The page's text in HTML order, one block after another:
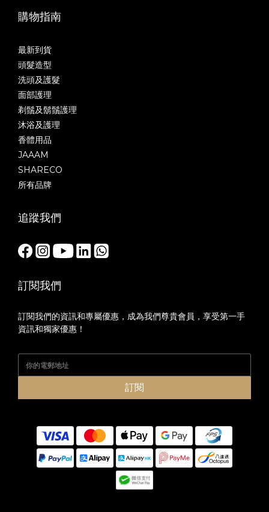
購物指南
最新到貨
頭髮造型
洗頭及護髮
面部護理
剃鬚及鬍鬚護理
沐浴及護理
香體用品
JAAAM
SHARECO
所有品牌
追蹤我們
訂閱我們
訂閱我們的資訊和專屬優惠，成為我們尊貴會員，享受第一手
資訊和獨家優惠！
訂閱